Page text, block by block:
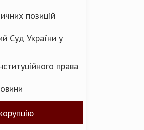
позицій
Суд України у
права